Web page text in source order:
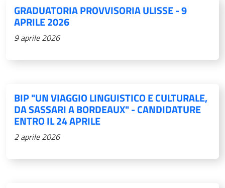
GRADUATORIA PROVVISORIA ULISSE - 9
APRILE 2026
9 aprile 2026
BIP "UN VIAGGIO LINGUISTICO E CULTURALE,
DA SASSARI A BORDEAUX" - CANDIDATURE
ENTRO IL 24 APRILE
2 aprile 2026